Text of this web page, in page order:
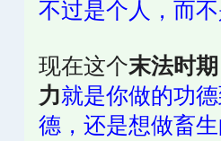
不过是个人，而
现在这个末法时
力就是你做的功
德，还是想做畜